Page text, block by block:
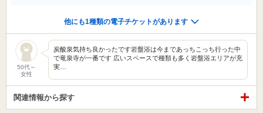
他にも1種類の電子チケットがあります
50代～
女性
炭酸泉気持ち良かったです岩盤浴は今まであっちこっち行った中
で竜泉寺が一番です 広いスペースで種類も多く岩盤浴エリアが充
実…
関連情報から探す